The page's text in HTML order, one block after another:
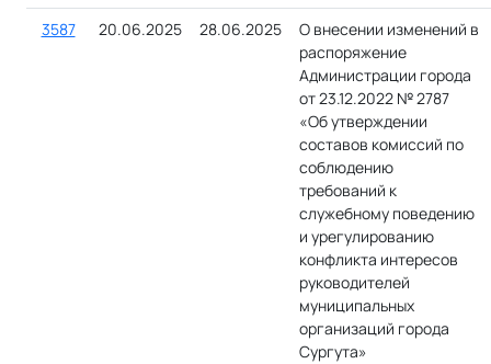
3587
20.06.2025 28.06.2025
О внесении изменений в
распоряжение
Администрации города
от 23.12.2022 № 2787
«Об утверждении
составов комиссий по
соблюдению
требований к
служебному поведению
и урегулированию
конфликта интересов
руководителей
муниципальных
организаций города
Сургута»